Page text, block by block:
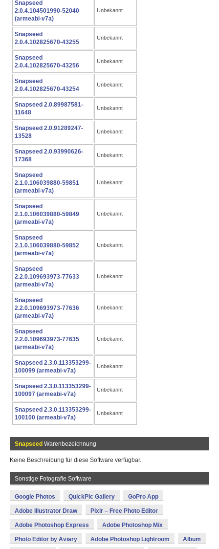
Snapseed
2.0.4.104501990-52040
(armeabi-v7a)
Unbekannt
Snapseed
2.0.4.102825670-43255
Unbekannt
Snapseed
2.0.4.102825670-43256
Unbekannt
Snapseed
2.0.4.102825670-43254
Unbekannt
Snapseed 2.0.89987581-
11648
Unbekannt
Snapseed 2.0.91289247-
13528
Unbekannt
Snapseed 2.0.93990626-
17368
Unbekannt
Snapseed
2.1.0.106039880-59851
(armeabi-v7a)
Unbekannt
Snapseed
2.1.0.106039880-59849
(armeabi-v7a)
Unbekannt
Snapseed
2.1.0.106039880-59852
(armeabi-v7a)
Unbekannt
Snapseed
2.2.0.109693973-77633
(armeabi-v7a)
Unbekannt
Snapseed
2.2.0.109693973-77636
(armeabi-v7a)
Unbekannt
Snapseed
2.2.0.109693973-77635
(armeabi-v7a)
Unbekannt
Snapseed 2.3.0.113353299-
100099 (armeabi-v7a)
Unbekannt
Snapseed 2.3.0.113353299-
100097 (armeabi-v7a)
Unbekannt
Snapseed 2.3.0.113353299-
100100 (armeabi-v7a)
Unbekannt
Snapseed Warenbezeichnung
Keine Beschreibung für diese Software verfügbar.
Sonstige Fotografie Software
Google Photos QuickPic Gallery GoPro App
Adobe Illustrator Draw Pixlr – Free Photo Editor
Adobe Photoshop Express Adobe Photoshop Mix
Photo Editor by Aviary Adobe Photoshop Lightroom Album